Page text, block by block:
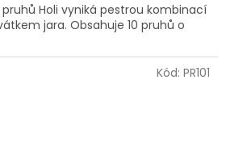
Holi vyniká pestrou kombinací
jara. Obsahuje 10 pruhů o
Kód: PR101